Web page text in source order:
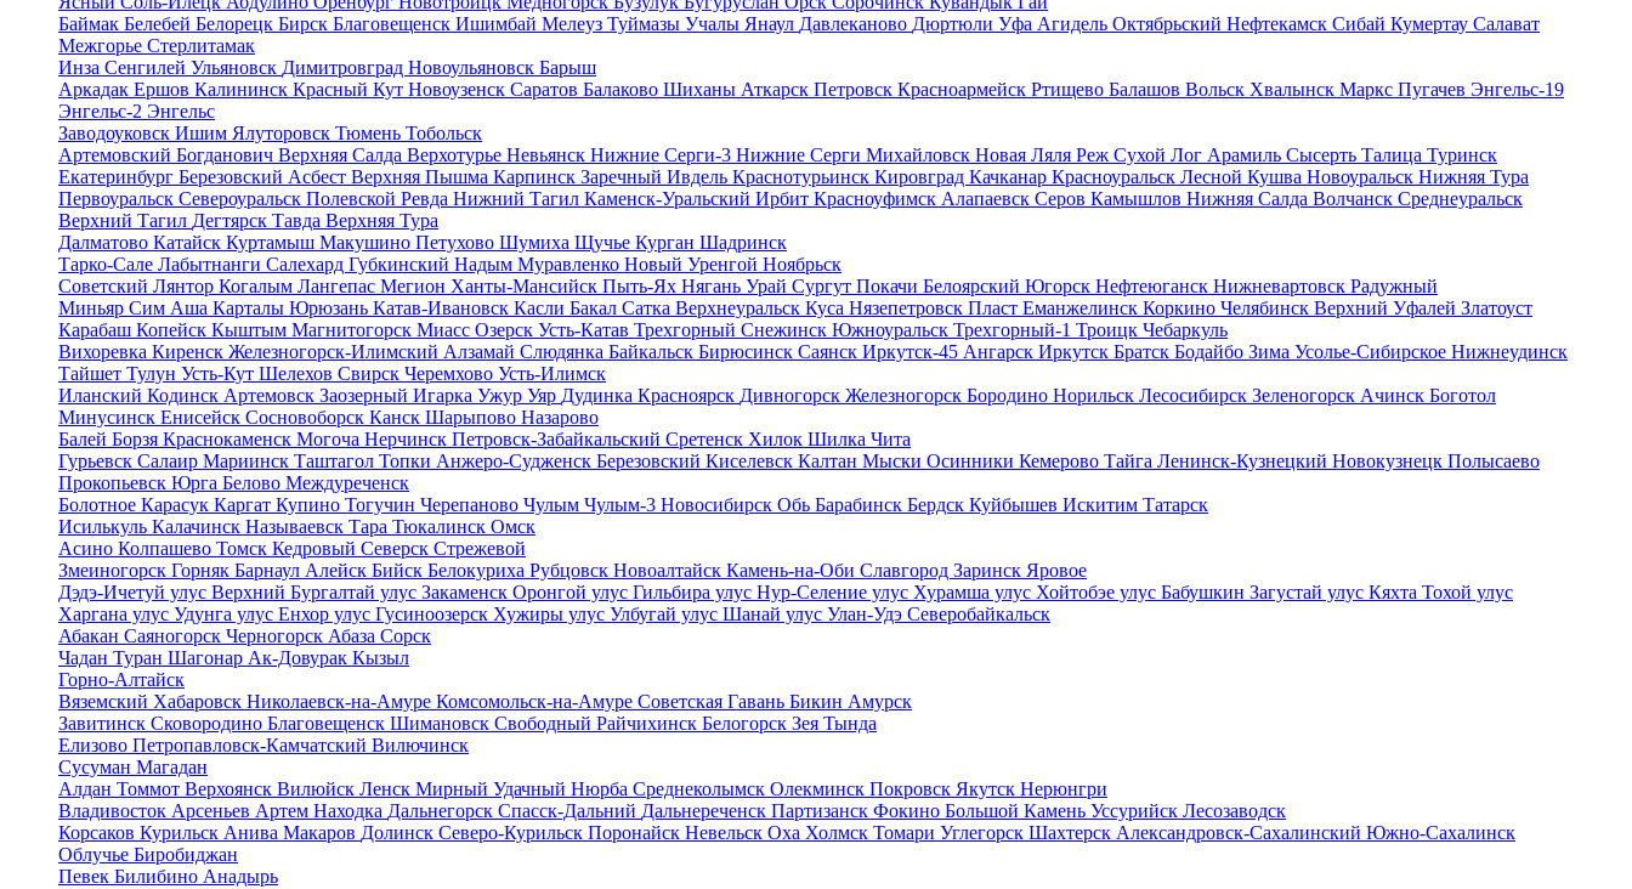
Баймак Белебей Белорецк Бирск Благовещенск Ишимбай Мелеуз Туймазы Учалы Янаул Давлеканово Дюртюли Уфа Агидель Октябрьский Нефтекамск Сибай Кумертау Салават
Межгорье Стерлитамак
Инза Сенгилей Ульяновск Димитровград Новоульяновск Барыш
Аркадак Ершов Калининск Красный Кут Новоузенск Саратов Балаково Шиханы Аткарск Петровск Красноармейск Ртищево Балашов Вольск Хвалынск Маркс Пугачев Энгельс-19
Энгельс-2 Энгельс
Заводоуковск Ишим Ялуторовск Тюмень Тобольск
Артемовский Богданович Верхняя Салда Верхотурье Невьянск Нижние Серги-3 Нижние Серги Михайловск Новая Ляля Реж Сухой Лог Арамиль Сысерть Талица Туринск
Екатеринбург Березовский Асбест Верхняя Пышма Карпинск Заречный Ивдель Краснотурьинск Кировград Качканар Красноуральск Лесной Кушва Новоуральск Нижняя Тура
Первоуральск Североуральск Полевской Ревда Нижний Тагил Каменск-Уральский Ирбит Красноуфимск Алапаевск Серов Камышлов Нижняя Салда Волчанск Среднеуральск
Верхний Тагил Дегтярск Тавда Верхняя Тура
Далматово Катайск Куртамыш Макушино Петухово Шумиха Щучье Курган Шадринск
Тарко-Сале Лабытнанги Салехард Губкинский Надым Муравленко Новый Уренгой Ноябрьск
Советский Лянтор Когалым Лангепас Мегион Ханты-Мансийск Пыть-Ях Нягань Урай Сургут Покачи Белоярский Югорск Нефтеюганск Нижневартовск Радужный
Миньяр Сим Аша Карталы Юрюзань Катав-Ивановск Касли Бакал Сатка Верхнеуральск Куса Нязепетровск Пласт Еманжелинск Коркино Челябинск Верхний Уфалей Златоуст
Карабаш Копейск Кыштым Магнитогорск Миасс Озерск Усть-Катав Трехгорный Снежинск Южноуральск Трехгорный-1 Троицк Чебаркуль
Вихоревка Киренск Железногорск-Илимский Алзамай Слюдянка Байкальск Бирюсинск Саянск Иркутск-45 Ангарск Иркутск Братск Бодайбо Зима Усолье-Сибирское Нижнеудинск
Тайшет Тулун Усть-Кут Шелехов Свирск Черемхово Усть-Илимск
Иланский Кодинск Артемовск Заозерный Игарка Ужур Уяр Дудинка Красноярск Дивногорск Железногорск Бородино Норильск Лесосибирск Зеленогорск Ачинск Боготол
Минусинск Енисейск Сосновоборск Канск Шарыпово Назарово
Балей Борзя Краснокаменск Могоча Нерчинск Петровск-Забайкальский Сретенск Хилок Шилка Чита
Гурьевск Салаир Мариинск Таштагол Топки Анжеро-Судженск Березовский Киселевск Калтан Мыски Осинники Кемерово Тайга Ленинск-Кузнецкий Новокузнецк Полысаево
Прокопьевск Юрга Белово Междуреченск
Болотное Карасук Каргат Купино Тогучин Черепаново Чулым Чулым-3 Новосибирск Обь Барабинск Бердск Куйбышев Искитим Татарск
Исилькуль Калачинск Называевск Тара Тюкалинск Омск
Асино Колпашево Томск Кедровый Северск Стрежевой
Змеиногорск Горняк Барнаул Алейск Бийск Белокуриха Рубцовск Новоалтайск Камень-на-Оби Славгород Заринск Яровое
Дэдэ-Ичетуй улус Верхний Бургалтай улус Закаменск Оронгой улус Гильбира улус Нур-Селение улус Хурамша улус Хойтобэе улус Бабушкин Загустай улус Кяхта Тохой улус
Харгана улус Удунга улус Енхор улус Гусиноозерск Хужиры улус Улбугай улус Шанай улус Улан-Удэ Северобайкальск
Абакан Саяногорск Черногорск Абаза Сорск
Чадан Туран Шагонар Ак-Довурак Кызыл
Горно-Алтайск
Вяземский Хабаровск Николаевск-на-Амуре Комсомольск-на-Амуре Советская Гавань Бикин Амурск
Завитинск Сковородино Благовещенск Шимановск Свободный Райчихинск Белогорск Зея Тында
Елизово Петропавловск-Камчатский Вилючинск
Сусуман Магадан
Алдан Томмот Верхоянск Вилюйск Ленск Мирный Удачный Нюрба Среднеколымск Олекминск Покровск Якутск Нерюнгри
Владивосток Арсеньев Артем Находка Дальнегорск Спасск-Дальний Дальнереченск Партизанск Фокино Большой Камень Уссурийск Лесозаводск
Корсаков Курильск Анива Макаров Долинск Северо-Курильск Поронайск Невельск Оха Холмск Томари Углегорск Шахтерск Александровск-Сахалинский Южно-Сахалинск
Облучье Биробиджан
Певек Билибино Анадырь